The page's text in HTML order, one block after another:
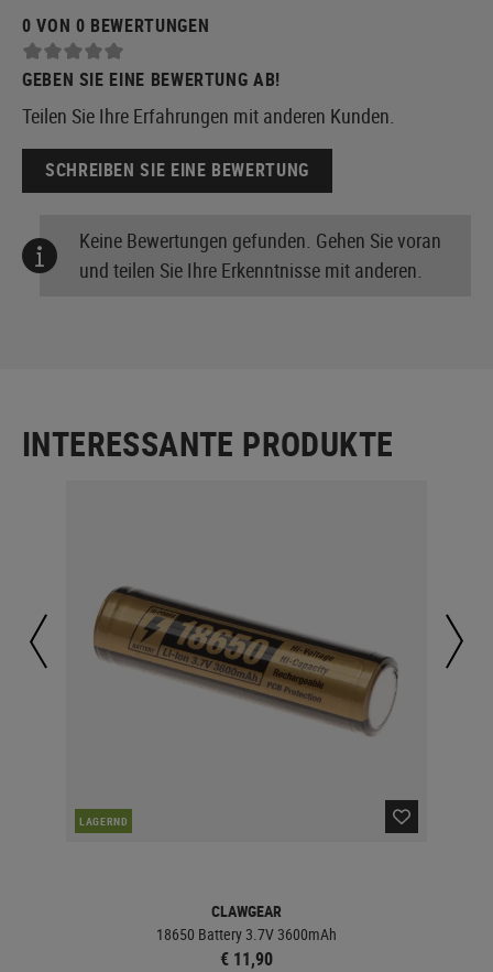
0 VON 0 BEWERTUNGEN
GEBEN SIE EINE BEWERTUNG AB!
Teilen Sie Ihre Erfahrungen mit anderen Kunden.
SCHREIBEN SIE EINE BEWERTUNG
Keine Bewertungen gefunden. Gehen Sie voran
und teilen Sie Ihre Erkenntnisse mit anderen.
INTERESSANTE PRODUKTE
LAGERND
CLAWGEAR
18650 Battery 3.7V 3600mAh
€ 11,90